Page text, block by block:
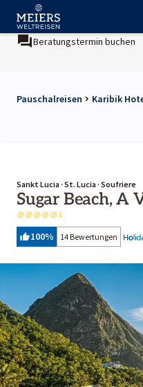
Beratungstermin buchen
Pauschalreisen Karibik
Sankt Lucia · St. Lucia · Soufriere
Sugar Beach, A
100% 14 Bewertungen